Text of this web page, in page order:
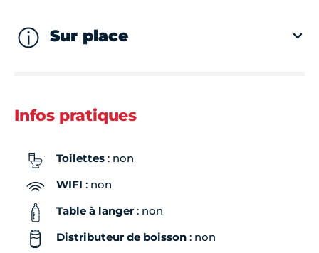
Sur place
Infos pratiques
Toilettes : non
WIFI : non
Table à langer: non
Distributeur de boisson : non